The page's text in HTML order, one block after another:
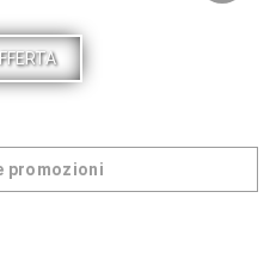
promozioni